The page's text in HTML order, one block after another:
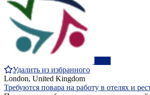
Удалить из избранного
London, United Kingdom
Требуются повара на работу в отелях и